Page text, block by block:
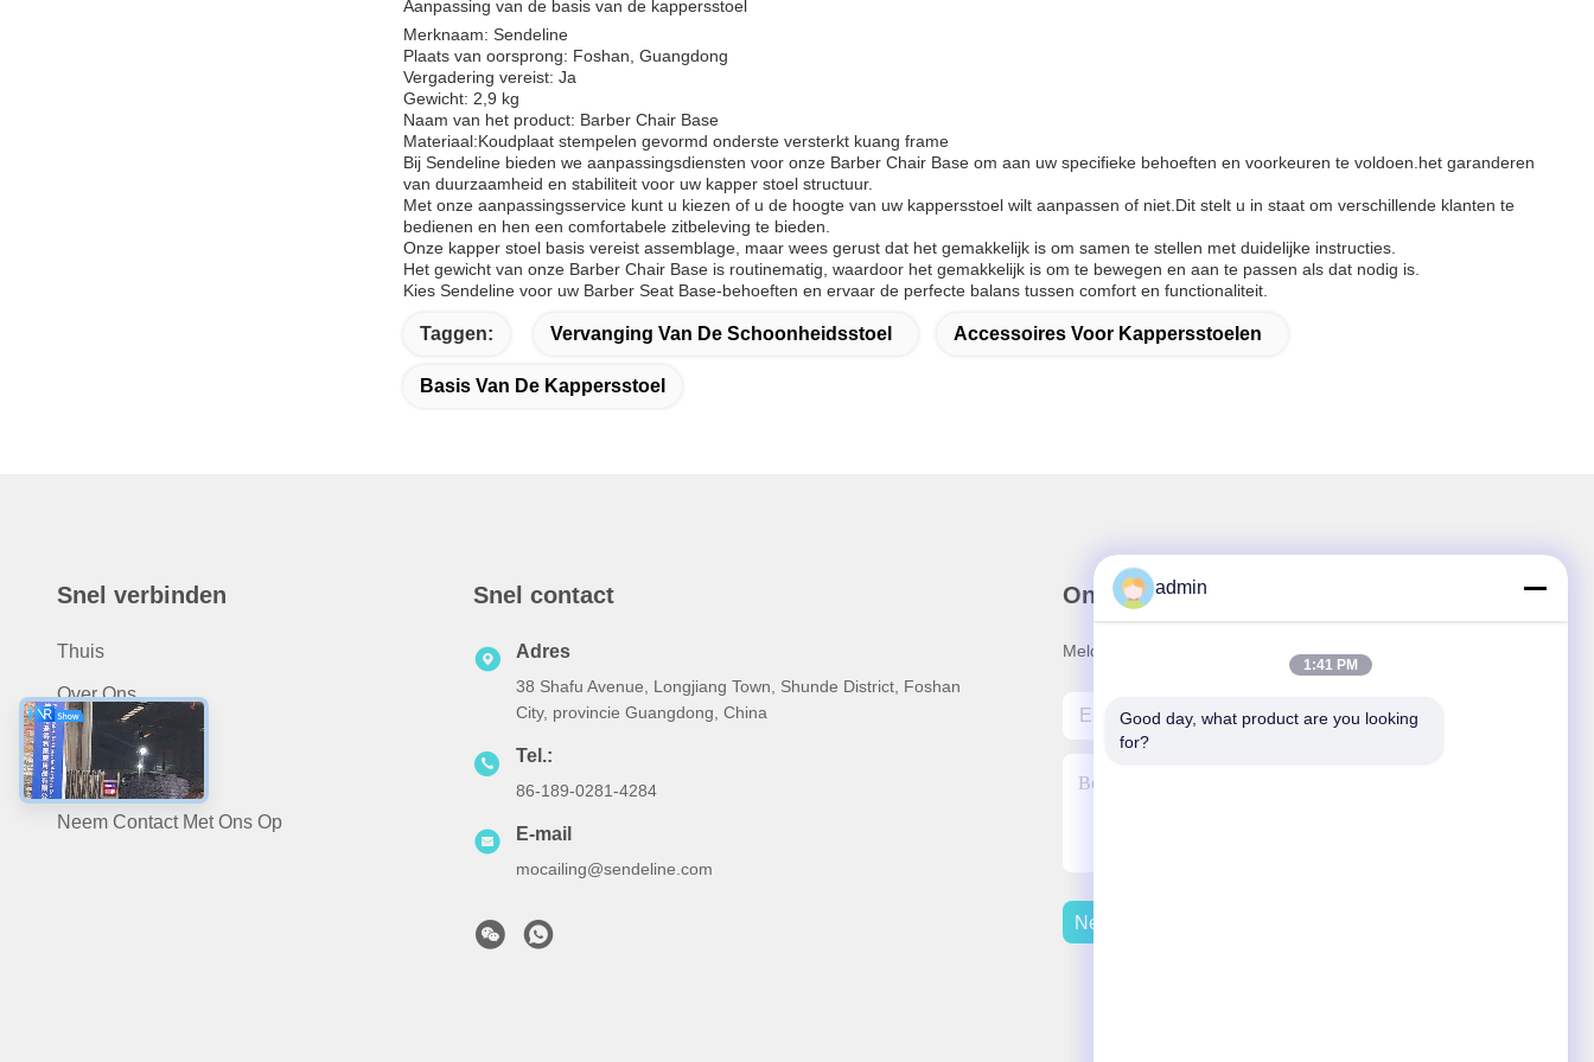
Aanpassing van de basis van de kappersstoel
Merknaam: Sendeline
Plaats van oorsprong: Foshan, Guangdong
Vergadering vereist: Ja
Gewicht: 2,9 kg
Naam van het product: Barber Chair Base
Materiaal:Koudplaat stempelen gevormd onderste versterkt kuang frame
Bij Sendeline bieden we aanpassingsdiensten voor onze Barber Chair Base om aan uw specifieke behoeften en voorkeuren te voldoen.het garanderen
van duurzaamheid en stabiliteit voor uw kapper stoel structuur.
Met onze aanpassingsservice kunt u kiezen of u de hoogte van uw kappersstoel wilt aanpassen of niet.Dit stelt u in staat om verschillende klanten te
bedienen en hen een comfortabele zitbeleving te bieden.
Onze kapper stoel basis vereist assemblage, maar wees gerust dat het gemakkelijk is om samen te stellen met duidelijke instructies.
Het gewicht van onze Barber Chair Base is routinematig, waardoor het gemakkelijk is om te bewegen en aan te passen als dat nodig is.
Kies Sendeline voor uw Barber Seat Base-behoeften en ervaar de perfecte balans tussen comfort en functionaliteit.
Taggen: Vervanging Van De Schoonheidsstoel Accessoires Voor Kappersstoelen
Basis Van De Kappersstoel
Snel verbinden
Thuis
Over Ons
Producten
Nieuws
Neem Contact Met Ons Op
Snel contact
Adres
38 Shafu Avenue, Longjiang Town, Shunde District, Foshan
City, provincie Guangdong, China
Tel.:
86-189-0281-4284
E-mail
mocailing@sendeline.com
Onze Nieuwsbrief
Meld je aan voor onze nieuwsbrief voor kortingen en meer.
Neem Contact Met Ons Op
admin
1:41 PM
Good day, what product are you looking
for?